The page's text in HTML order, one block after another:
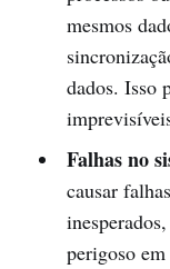
mesmos
dados. Isso
Falhas no
causar
perigoso